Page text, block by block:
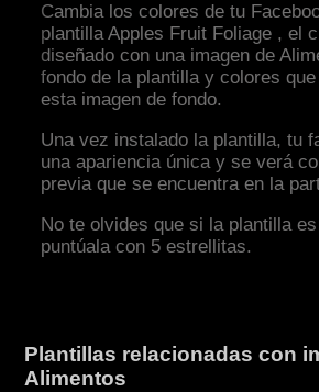
Cambia los colores de tu
plantilla Apples Fruit Foliage , el
diseñado con una imagen de
fondo de la plantilla y colores
esta imagen de fondo.
Una vez instalado la plantilla, tu
una apariencia única y se verá
previa que se encuentra en la
No te olvides que si la plantilla
puntúala con 5 estrellitas.
Plantillas relacionadas con
Alimentos